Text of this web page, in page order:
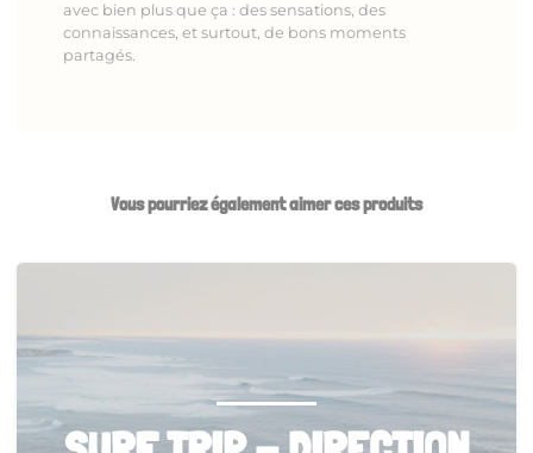
avec bien plus que ça : des sensations, des
connaissances, et surtout, de bons moments
partagés.
Vous pourriez également aimer ces produits